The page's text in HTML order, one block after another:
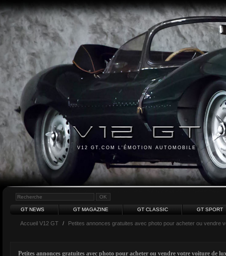
V12 GT.COM L'ÉMOTION AUTOMOBILE
GT NEWS GT MAGAZINE GT CLASSIC GT SPORT
Accueil V12 GT / Petites annonces gratuites avec photo pour acheter ou vendre
Petites annonces gratuites avec photo pour acheter ou vendre votre voiture de